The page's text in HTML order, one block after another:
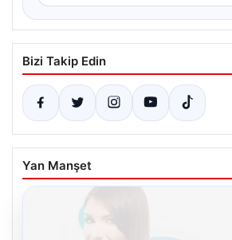
Bizi Takip Edin
Yan Manşet